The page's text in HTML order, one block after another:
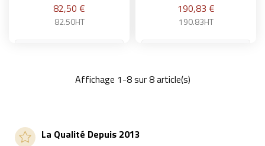
Prix
82,50 €
82.50HT
Ajouter au panier
Prix
190,83 €
190.83HT
Ajouter au panier
Affichage 1-8 sur 8 article(s)
La Qualité Depuis 2013